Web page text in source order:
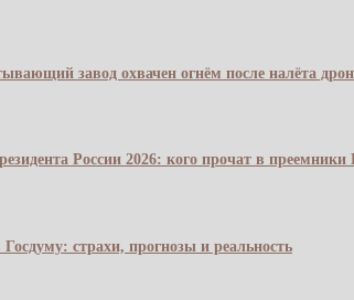
завод охвачен огнём после налёта
России 2026: кого прочат в преемники
страхи, прогнозы и реальность